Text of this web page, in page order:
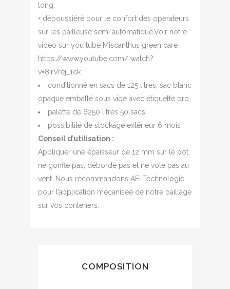
long.
• dépoussiéré pour le confort des operateurs
sur les pailleuse semi automatique.Voir notre
video sur you tube Miscanthus green care
https://www.youtube.com/ watch?
v=8IrVrej_1ck
conditionné en sacs de 125 litres, sac blanc
opaque emballé sous vide avec étiquette pro
palette de 6250 litres 50 sacs
possibilité de stockage extérieur 6 mois
Conseil d’utilisation :
Appliquer une épaisseur de 12 mm sur le pot,
ne gonfle pas, déborde pas et ne vole pas au
vent. Nous recommandons AEI Technologie
pour l’application mécanisée de notre paillage
sur vos conteners.
COMPOSITION